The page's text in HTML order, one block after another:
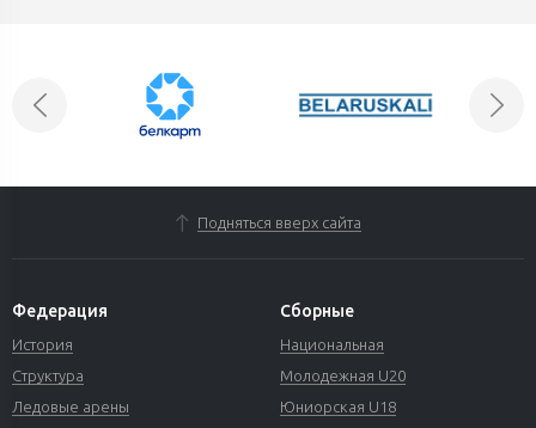
Подняться вверх сайта
Федерация
История
Структура
Ледовые арены
Сборные
Национальная
Молодежная U20
Юниорская U18